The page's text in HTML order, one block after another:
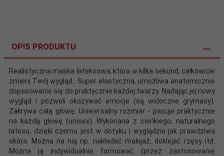
OPIS PRODUKTU
Realistyczna maska lateksowa, która w kilka sekund, całkowicie
zmieni Twój wygląd. Super elastyczna, umożliwa anatomicznie
dopasowanie się do praktycznie każdej twarzy. Nadając jej nowy
wygląd i pozwoli okazywać emocje (są widoczne grymasy).
Zakrywa całą głowę. Uniwersalny rozmiar - pasuje praktycznie
na każdą głowę (unisex). Wykonana z cieńkiego, naturalnego
latesu, dzięki czemu jest w dotyku i wyglądzie jak prawdziwa
skóra. Można na nią np. nakładać makijaż, doklejać rzęsy itd.
Można ją indywidualnie formować (przez zastosowanie